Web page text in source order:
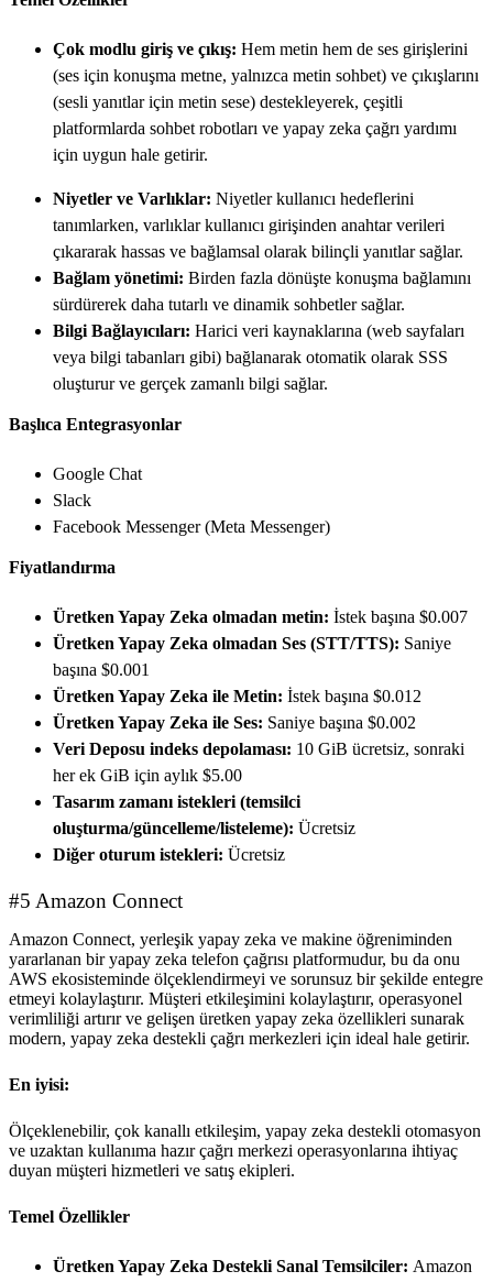
Çok modlu giriş ve çıkış: Hem metin hem de ses girişlerini
(ses için konuşma metne, yalnızca metin sohbet) ve çıkışlarını
(sesli yanıtlar için metin sese) destekleyerek, çeşitli
platformlarda sohbet robotları ve yapay zeka çağrı yardımı
için uygun hale getirir.
Niyetler ve Varlıklar: Niyetler kullanıcı hedeflerini
tanımlarken, varlıklar kullanıcı girişinden anahtar verileri
çıkararak hassas ve bağlamsal olarak bilinçli yanıtlar sağlar.
Bağlam yönetimi: Birden fazla dönüşte konuşma bağlamını
sürdürerek daha tutarlı ve dinamik sohbetler sağlar.
Bilgi Bağlayıcıları: Harici veri kaynaklarına (web sayfaları
veya bilgi tabanları gibi) bağlanarak otomatik olarak SSS
oluşturur ve gerçek zamanlı bilgi sağlar.
Başlıca Entegrasyonlar
Google Chat
Slack
Facebook Messenger (Meta Messenger)
Fiyatlandırma
Üretken Yapay Zeka olmadan metin: İstek başına $0.007
Üretken Yapay Zeka olmadan Ses (STT/TTS): Saniye
başına $0.001
Üretken Yapay Zeka ile Metin: İstek başına $0.012
Üretken Yapay Zeka ile Ses: Saniye başına $0.002
Veri Deposu indeks depolaması: 10 GiB ücretsiz, sonraki
her ek GiB için aylık $5.00
Tasarım zamanı istekleri (temsilci
oluşturma/güncelleme/listeleme): Ücretsiz
Diğer oturum istekleri: Ücretsiz
#5 Amazon Connect
Amazon Connect, yerleşik yapay zeka ve makine öğreniminden
yararlanan bir yapay zeka telefon çağrısı platformudur, bu da onu
AWS ekosisteminde ölçeklendirmeyi ve sorunsuz bir şekilde entegre
etmeyi kolaylaştırır. Müşteri etkileşimini kolaylaştırır, operasyonel
verimliliği artırır ve gelişen üretken yapay zeka özellikleri sunarak
modern, yapay zeka destekli çağrı merkezleri için ideal hale getirir.
En iyisi:
Ölçeklenebilir, çok kanallı etkileşim, yapay zeka destekli otomasyon
ve uzaktan kullanıma hazır çağrı merkezi operasyonlarına ihtiyaç
duyan müşteri hizmetleri ve satış ekipleri.
Temel Özellikler
Üretken Yapay Zeka Destekli Sanal Temsilciler: Amazon